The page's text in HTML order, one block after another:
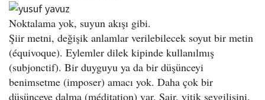
Noktalama yok, suyun akışı gibi.
Şiir metni, değişik anlamlar verilebilecek soyut bir metin
(équivoque). Eylemler dilek kipinde kullanılmış
(subjonctif). Bir duyguyu ya da bir düşünceyi
benimsetme (imposer) amacı yok. Daha çok bir
düşünceye dalma (méditation) var. Şair, yitik sevgilisini,